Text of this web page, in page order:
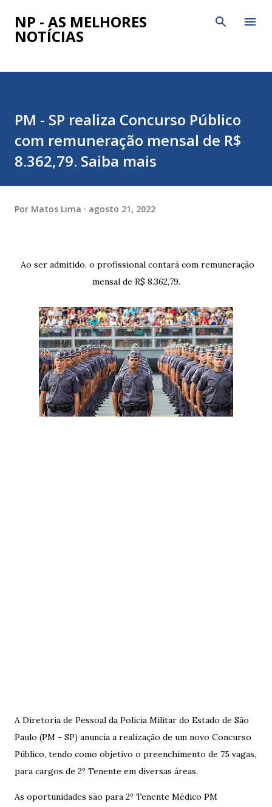
Pular para o conteúdo principal
NP - AS MELHORES
NOTÍCIAS
PM - SP realiza Concurso Público
com remuneração mensal de R$
8.362,79. Saiba mais
Por Matos Lima agosto 21, 2022
Ao ser admitido, o profissional contará com remuneração
mensal de R$ 8.362,79.
A Diretoria de Pessoal da Polícia Militar do Estado de São
Paulo (PM - SP) anuncia a realização de um novo Concurso
Público, tendo como objetivo o preenchimento de 75 vagas,
para cargos de 2º Tenente em diversas áreas.
As oportunidades são para 2º Tenente Médico PM